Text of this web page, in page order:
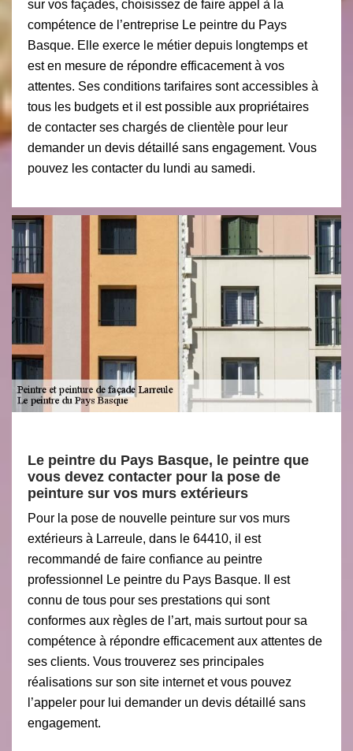
sur vos façades, choisissez de faire appel à la
compétence de l’entreprise Le peintre du Pays
Basque. Elle exerce le métier depuis longtemps et
est en mesure de répondre efficacement à vos
attentes. Ses conditions tarifaires sont accessibles à
tous les budgets et il est possible aux propriétaires
de contacter ses chargés de clientèle pour leur
demander un devis détaillé sans engagement. Vous
pouvez les contacter du lundi au samedi.
Le peintre du Pays Basque, le peintre que
vous devez contacter pour la pose de
peinture sur vos murs extérieurs
Pour la pose de nouvelle peinture sur vos murs
extérieurs à Larreule, dans le 64410, il est
recommandé de faire confiance au peintre
professionnel Le peintre du Pays Basque. Il est
connu de tous pour ses prestations qui sont
conformes aux règles de l’art, mais surtout pour sa
compétence à répondre efficacement aux attentes de
ses clients. Vous trouverez ses principales
réalisations sur son site internet et vous pouvez
l’appeler pour lui demander un devis détaillé sans
engagement.